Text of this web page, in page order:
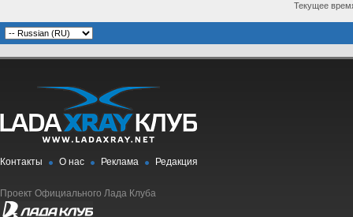
Текущее
Контакты О нас Реклама Редакция
Проект Официального Лада Клуба